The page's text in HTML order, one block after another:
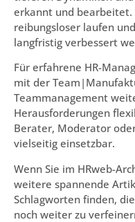
erkannt und bearbeitet.
reibungsloser laufen
langfristig verbessert
Für erfahrene HR-
mit der
Teammanagement
Herausforderungen
Berater, Moderator
vielseitig einsetzbar.
Wenn Sie im HRweb-
weitere spannende
Schlagworten finden,
noch weiter zu